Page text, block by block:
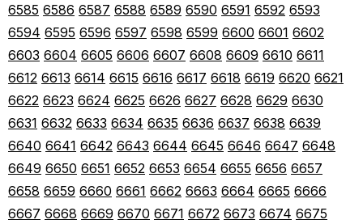
6585 6586 6587 6588 6589 6590 6591 6592 6593
6594 6595 6596 6597 6598 6599 6600 6601 6602
6603 6604 6605 6606 6607 6608 6609 6610 6611
6612 6613 6614 6615 6616 6617 6618 6619 6620 6621
6622 6623 6624 6625 6626 6627 6628 6629 6630
6631 6632 6633 6634 6635 6636 6637 6638 6639
6640 6641 6642 6643 6644 6645 6646 6647 6648
6649 6650 6651 6652 6653 6654 6655 6656 6657
6658 6659 6660 6661 6662 6663 6664 6665 6666
6667 6668 6669 6670 6671 6672 6673 6674 6675